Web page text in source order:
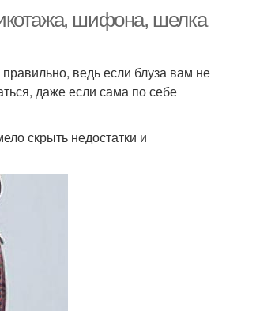
шифона, шелка
ведь если блуза вам не
даже если сама по себе
скрыть недостатки и